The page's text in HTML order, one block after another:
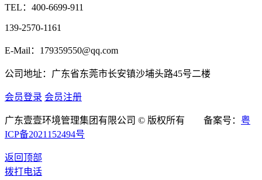
TEL： 400-6699-911
139-2570-1161
E-Mail：179359550@qq.com
公司地址：广东省东莞市长安镇沙埔头路45号二楼
会员登录 会员注册
广东壹壹环境管理集团有限公司 © 版权所有 备案号： 粤
ICP备2021152494号
返回顶部
拨打电话